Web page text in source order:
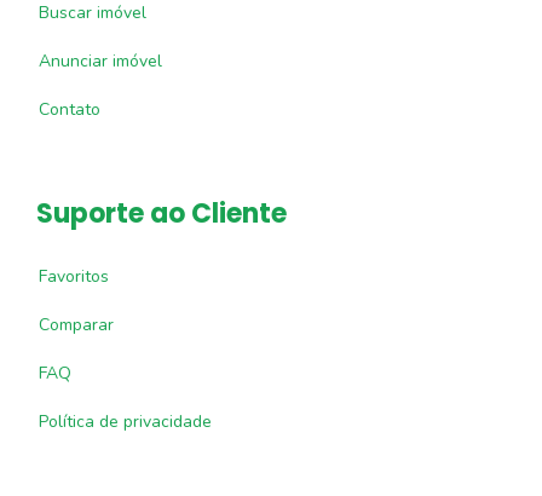
Buscar imóvel
Anunciar imóvel
Contato
Suporte ao Cliente
Favoritos
Comparar
FAQ
Política de privacidade